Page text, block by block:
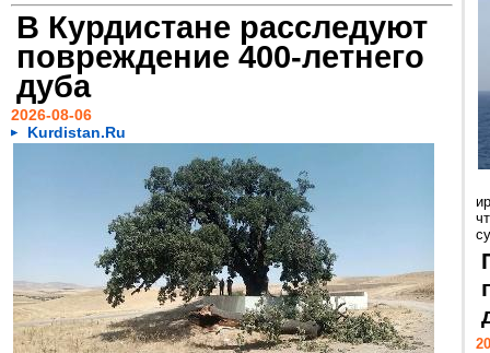
В Курдистане расследуют
повреждение 400-летнего
дуба
2026-08-06
Kurdistan.Ru